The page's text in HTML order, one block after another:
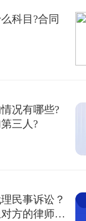
科目?合同
况有哪些?
三人?
民事诉讼？
方的律师费